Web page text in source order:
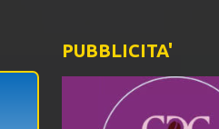
PUBBLICITA'